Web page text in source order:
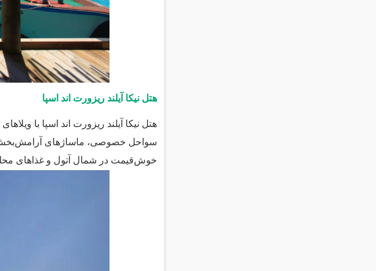
هتل نیکا آیلند ریزورت اند اسپا
هتل نیکا آیلند ریزورت اند اسپا با
سواحل خصوصی، ماساژهای آرامش‌بخش و
خوش‌قیمت در شمال آتول و غذاهای